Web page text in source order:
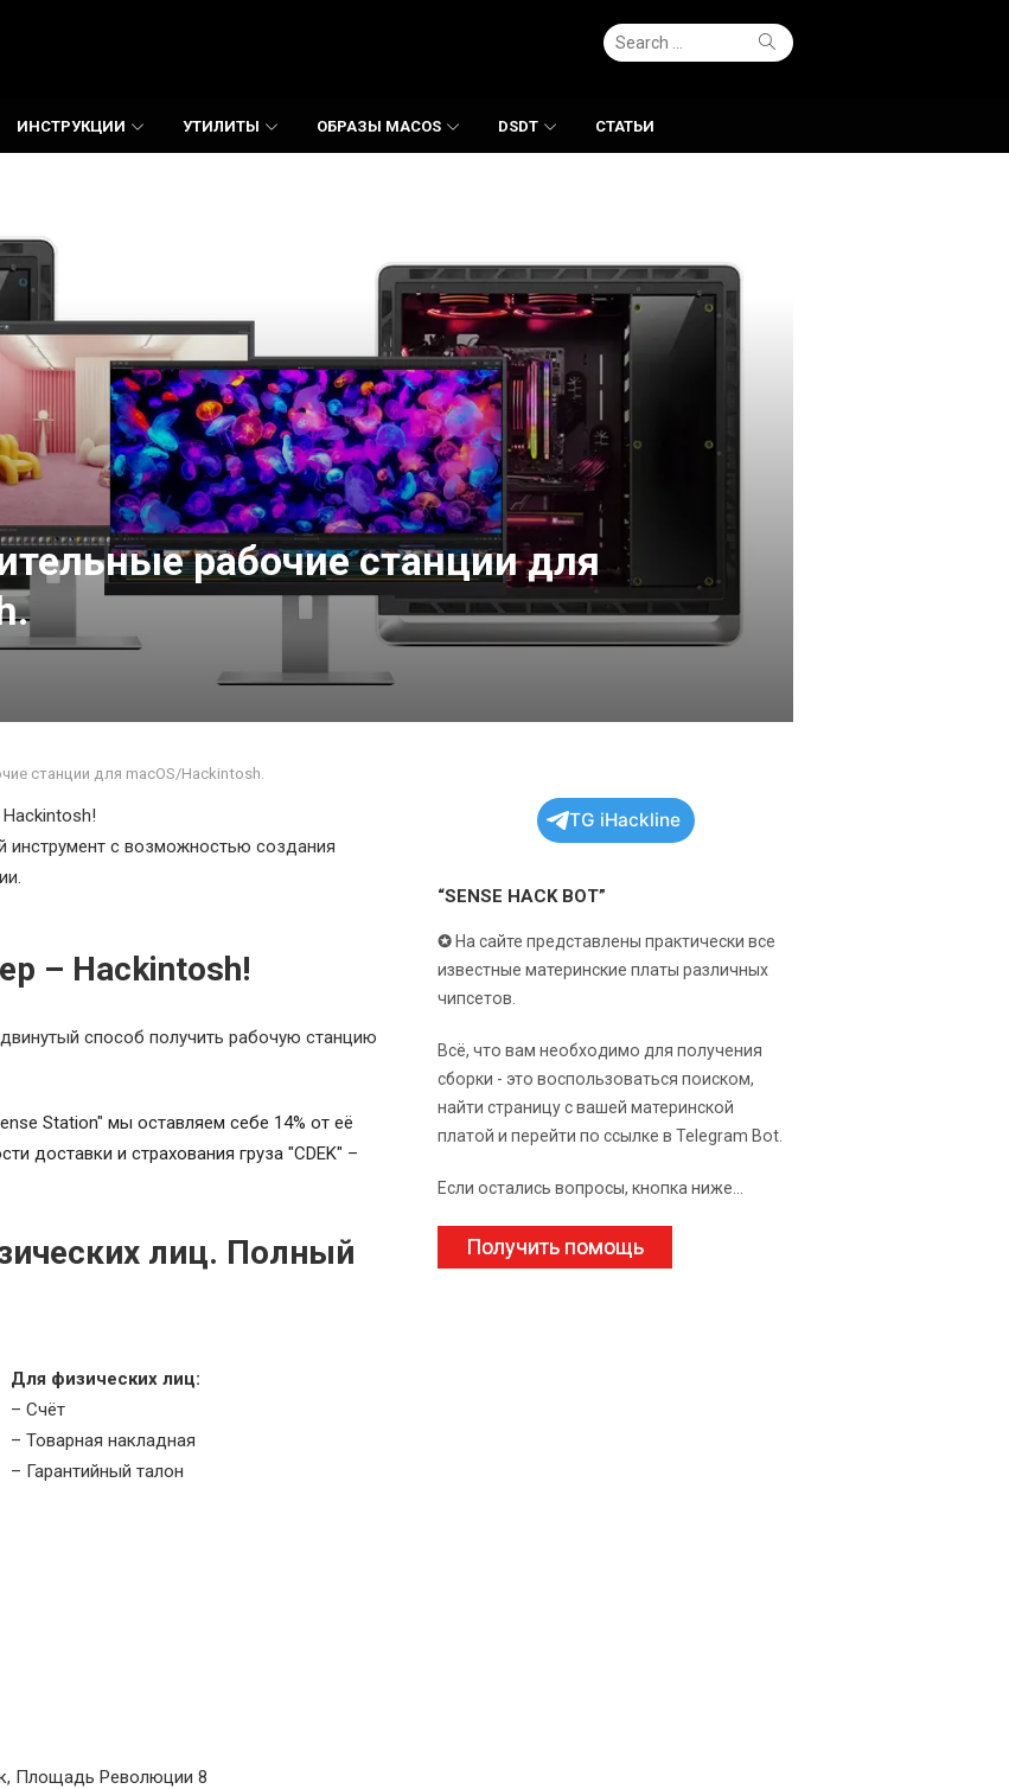
Search
for:
Search
ИНСТРУКЦИИ УТИЛИТЫ ОБРАЗЫ MACOS DSDT СТАТЬИ
рабочие станции для
станции для macOS/Hackintosh.
с возможностью создания
– Hackintosh!
способ получить рабочую станцию
Station" мы оставляем себе 14% от её
доставки и страхования груза "CDEK" –
лиц. Полный
Для физических лиц:
– Счёт
– Товарная накладная
– Гарантийный талон
Площадь Революции 8
TG iHackline
“SENSE HACK BOT”
✪ На сайте представлены практически все
известные материнские платы различных
чипсетов.
Всё, что вам необходимо для получения
сборки - это воспользоваться поиском,
найти страницу с вашей материнской
платой и перейти по ссылке в Telegram Bot.
Если остались вопросы, кнопка ниже...
Получить помощь